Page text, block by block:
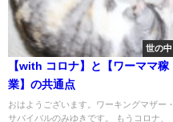
世の中
【with コロナ】と【ワーママ稼
業】の共通点
おはようございます。ワーキングマザー・
サバイバルのみゆきです。 もうコロナ、